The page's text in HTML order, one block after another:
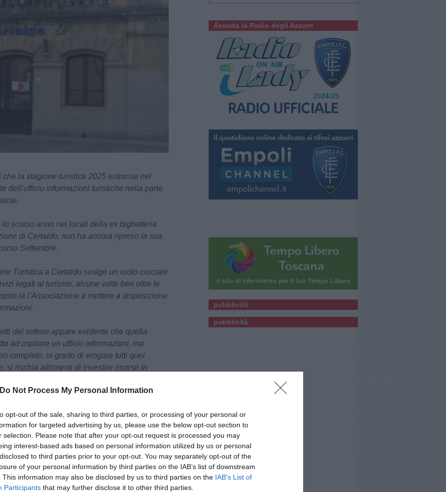
Do Not Process My Personal Information
opt-out of the sale, sharing to third parties, or processing of your personal or
for targeted advertising by us, please use the below opt-out section to
selection. Please note that after your opt-out request is processed you may
interest-based ads based on personal information utilized by us or personal
to third parties prior to your opt-out. You may separately opt-out of the
of your personal information by third parties on the IAB’s list of downstream
This information may also be disclosed by us to third parties on the IAB’s List of
Participants that may further disclose it to other third parties.
la stagione turistica 2025 entrasse nel
dell’ufficio informazioni turistiche nella parte
scorso anno nei locali della ex biglietteria
di Certaldo, non ha ancora ripreso la sua
Settembre.
Turistica a Certaldo svolge un ruolo cruciale
legati al turismo, alcune volte ben oltre le
la l’Associazione a mettere a disposizione
del settore appare evidente che quella
ad ospitare un ufficio informazioni, ma
completo, in grado di erogare tutti quei
si rischia altrimenti di investire risorse in
abbia fatto l’amministrazione
arriva in ritardo su una questione
paese. Quali informazioni sono state chieste
tipo di servizi sono stati richiesti ? cosa si
a questo proposito?
della biglietteria da parte di FFSS una
dei turisti sia proprio il biglietto del treno, un
Ascolta la Radio degli Azzurri
pubblicità
pubblicità